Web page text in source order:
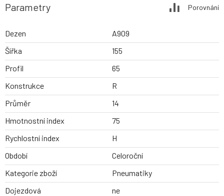
Parametry Porovnání
Dezen
A909
Šířka
155
Profil
65
Konstrukce
R
Průměr
14
Hmotnostní index
75
Rychlostní index
H
Období
Celoroční
Kategorie zboží
Pneumatiky
Dojezdová
ne